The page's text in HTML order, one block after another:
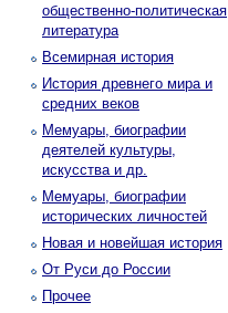
общественно-политическая
литература
Всемирная история
История древнего мира и
средних веков
Мемуары, биографии
деятелей культуры,
искусства и др.
Мемуары, биографии
исторических личностей
Новая и новейшая история
От Руси до России
Прочее